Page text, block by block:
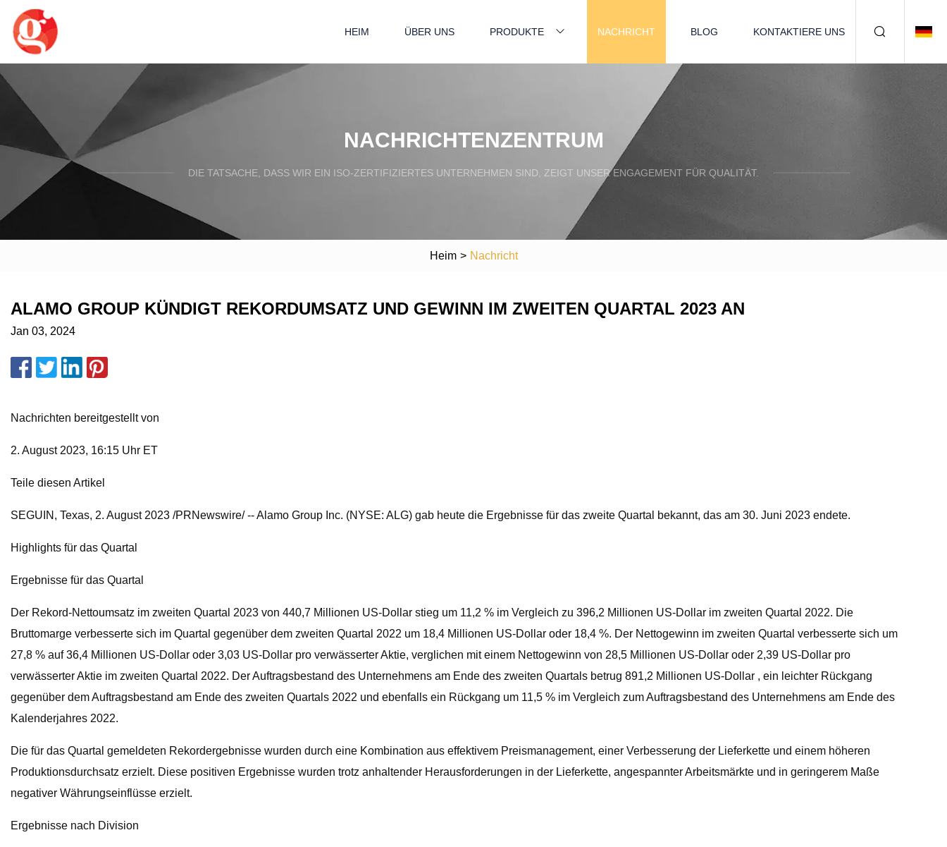
HEIM ÜBER UNS PRODUKTE NACHRICHT BLOG KONTAKTIERE UNS
NACHRICHTENZENTRUM
DIE TATSACHE, DASS WIR EIN ISO-ZERTIFIZIERTES UNTERNEHMEN SIND, ZEIGT UNSER ENGAGEMENT FÜR QUALITÄT.
Heim > Nachricht
ALAMO GROUP KÜNDIGT REKORDUMSATZ UND GEWINN IM ZWEITEN QUARTAL 2023 AN
Jan 03, 2024
Nachrichten bereitgestellt von
2. August 2023, 16:15 Uhr ET
Teile diesen Artikel
SEGUIN, Texas, 2. August 2023 /PRNewswire/ -- Alamo Group Inc. (NYSE: ALG) gab heute die Ergebnisse für das zweite Quartal bekannt, das am 30. Juni 2023 endete.
Highlights für das Quartal
Ergebnisse für das Quartal
Der Rekord-Nettoumsatz im zweiten Quartal 2023 von 440,7 Millionen US-Dollar stieg um 11,2 % im Vergleich zu 396,2 Millionen US-Dollar im zweiten Quartal 2022. Die
Bruttomarge verbesserte sich im Quartal gegenüber dem zweiten Quartal 2022 um 18,4 Millionen US-Dollar oder 18,4 %. Der Nettogewinn im zweiten Quartal verbesserte sich um
27,8 % auf 36,4 Millionen US-Dollar oder 3,03 US-Dollar pro verwässerter Aktie, verglichen mit einem Nettogewinn von 28,5 Millionen US-Dollar oder 2,39 US-Dollar pro
verwässerter Aktie im zweiten Quartal 2022. Der Auftragsbestand des Unternehmens am Ende des zweiten Quartals betrug 891,2 Millionen US-Dollar , ein leichter Rückgang
gegenüber dem Auftragsbestand am Ende des zweiten Quartals 2022 und ebenfalls ein Rückgang um 11,5 % im Vergleich zum Auftragsbestand des Unternehmens am Ende des
Kalenderjahres 2022.
Die für das Quartal gemeldeten Rekordergebnisse wurden durch eine Kombination aus effektivem Preismanagement, einer Verbesserung der Lieferkette und einem höheren
Produktionsdurchsatz erzielt. Diese positiven Ergebnisse wurden trotz anhaltender Herausforderungen in der Lieferkette, angespannter Arbeitsmärkte und in geringerem Maße
negativer Währungseinflüsse erzielt.
Ergebnisse nach Division